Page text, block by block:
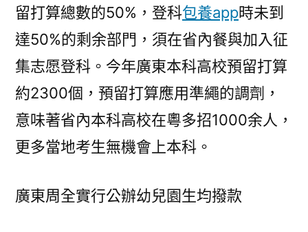
留打算總數的50%，登科包養app時未到
達50%的剩余部門，須在省內餐與加入征
集志愿登科。今年廣東本科高校預留打算
約2300個，預留打算應用準繩的調劑，
意味著省內本科高校在粵多招1000余人，
更多當地考生無機會上本科。
廣東周全實行公辦幼兒園生均撥款